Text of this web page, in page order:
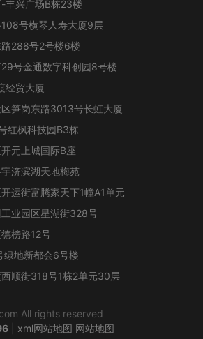
丰兴广场B栋23楼
号横琴人寿大厦9层
路288号2号楼6楼
号金通数字科创园8号楼
经贸大厦
笋岗东路3013号长虹大厦
红枫科技园B3栋
元上城国际B座
济滨湖天地梅苑
运街富腾家天下1幢A1单元
业园区星湖街328号
榜路12号
绿地新都会6号楼
顺街318号1栋2单元30层
All rights reserved
xml网站地图 网站地图